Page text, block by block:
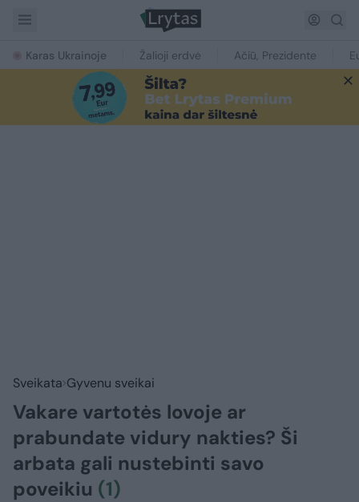
Karas Ukrainoje Žalioji erdvė Ačiū, Prezidente
Sveikata Gyvenu sveikai
Vakare vartotės lovoje ar
prabundate vidury nakties? Ši
arbata gali nustebinti savo
poveikiu (1)